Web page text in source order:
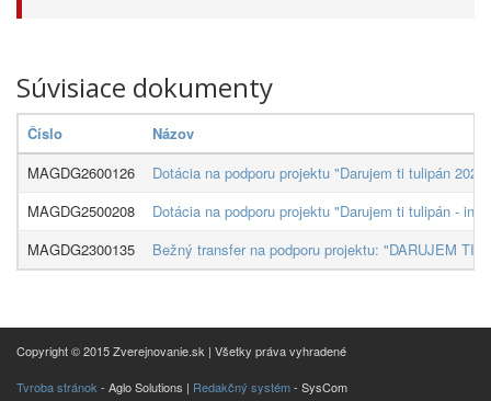
Súvisiace dokumenty
Číslo
Názov
MAGDG2600126
Dotácia na podporu projektu "Darujem ti tulipán
MAGDG2500208
Dotácia na podporu projektu "Darujem ti tulipán -
MAGDG2300135
Bežný transfer na podporu projektu: "DARUJEM TI
Copyright © 2015 Zverejnovanie.sk | Všetky práva vyhradené
Tvroba stránok - Aglo Solutions | Redakčný systém- SysCom